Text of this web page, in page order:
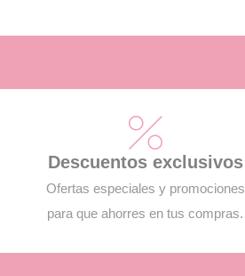
Descuentos exclusivos
Ofertas especiales y promociones
para que ahorres en tus compras.